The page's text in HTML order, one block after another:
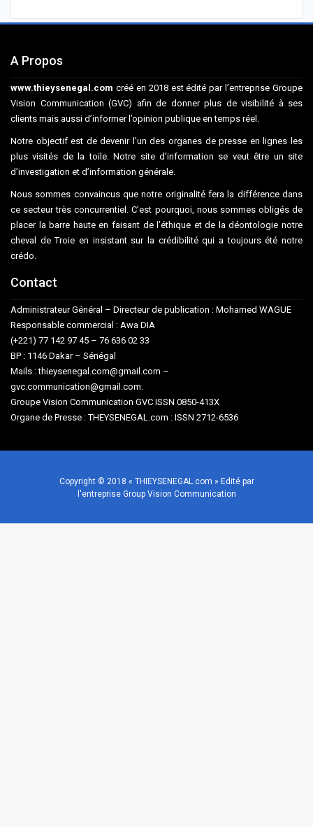
A Propos
www.thieysenegal.com créé en 2018 est édité par l’entreprise Groupe
Vision Communication (GVC) afin de donner plus de visibilité à ses
clients mais aussi d’informer l’opinion publique en temps réel.
Notre objectif est de devenir l’un des organes de presse en lignes les
plus visités de la toile. Notre site d’information se veut être un site
d’investigation et d’information générale.
Nous sommes convaincus que notre originalité fera la différence dans
ce secteur très concurrentiel. C’est pourquoi, nous sommes obligés de
placer la barre haute en faisant de l’éthique et de la déontologie notre
cheval de Troie en insistant sur la crédibilité qui a toujours été notre
crédo.
Contact
Administrateur Général – Directeur de publication : Mohamed WAGUE
Responsable commercial : Awa DIA
(+221) 77 142 97 45 – 76 636 02 33
BP : 1146 Dakar – Sénégal
Mails : thieysenegal.com@gmail.com –
gvc.communication@gmail.com.
Groupe Vision Communication GVC ISSN 0850-413X
Organe de Presse : THEYSENEGAL.com : ISSN 2712-6536
Copyright © 2018 « THIEYSENEGAL.com » Edité par
l'entreprise Group Vision Communication